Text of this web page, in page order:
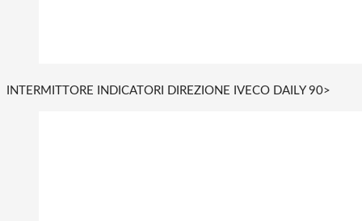
INTERMITTORE INDICATORI DIREZIONE IVECO DAILY 90>